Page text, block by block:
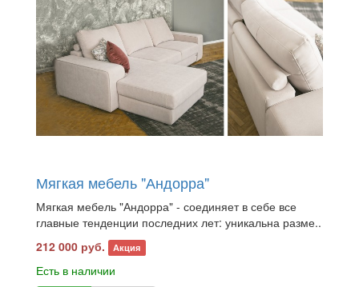
Мягкая мебель "Андорра"
Мягкая мебель "Андорра" - соединяет в себе все
главные тенденции последних лет: уникальна разме..
212 000 руб.
Акция
Есть в наличии